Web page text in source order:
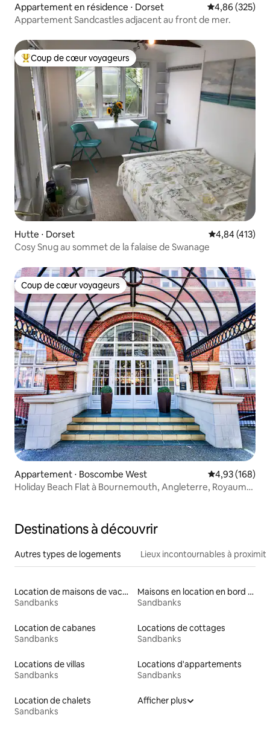
Appartement en résidence ⋅ Dorset Évaluation
4,86 (325)
Appartement Sandcastles adjacent au front de mer.
Coups de cœur voyageurs les plus appréciés
Coup de cœur voyageurs
Hutte ⋅ Dorset Évaluation
4,84 (413)
Cosy Snug au sommet de la falaise de Swanage
Coup de cœur voyageurs
Coup de cœur voyageurs
Appartement ⋅ Boscombe West Évaluation
4,93 (168)
Holiday Beach Flat à Bournemouth, Angleterre, Royaume-
Destinations à découvrir
Autres types de logements Lieux incontournables à
Location de maisons de vacances
Sandbanks
Maisons en location en bord de mer
Sandbanks
Location de cabanes
Sandbanks
Locations de cottages
Sandbanks
Locations de villas
Sandbanks
Locations d'appartements
Sandbanks
Location de chalets
Sandbanks
Afficher plus